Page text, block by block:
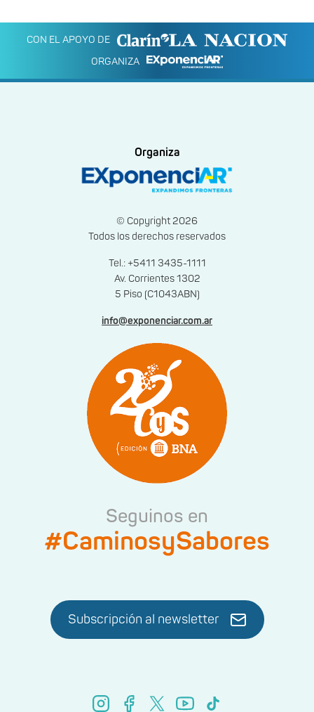
CON EL APOYO DE
ORGANIZA
Organiza
© Copyright 2026
Todos los derechos reservados
Tel.: +5411 3435-1111
Av. Corrientes 1302
5 Piso (C1043ABN)
info@exponenciar.com.ar
Seguinos en
#CaminosySabores
Subscripción al newsletter